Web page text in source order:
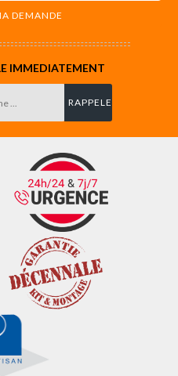
IMMEDIATEMENT